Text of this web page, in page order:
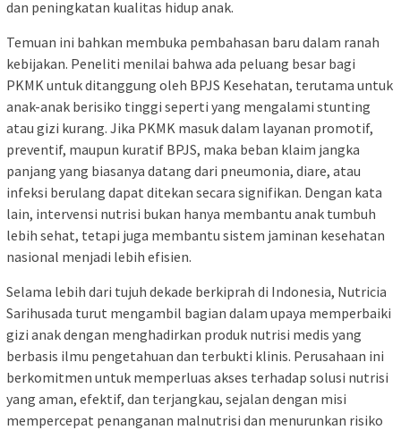
dan peningkatan kualitas hidup anak.
Temuan ini bahkan membuka pembahasan baru dalam ranah
kebijakan. Peneliti menilai bahwa ada peluang besar bagi
PKMK untuk ditanggung oleh BPJS Kesehatan, terutama untuk
anak-anak berisiko tinggi seperti yang mengalami stunting
atau gizi kurang. Jika PKMK masuk dalam layanan promotif,
preventif, maupun kuratif BPJS, maka beban klaim jangka
panjang yang biasanya datang dari pneumonia, diare, atau
infeksi berulang dapat ditekan secara signifikan. Dengan kata
lain, intervensi nutrisi bukan hanya membantu anak tumbuh
lebih sehat, tetapi juga membantu sistem jaminan kesehatan
nasional menjadi lebih efisien.
Selama lebih dari tujuh dekade berkiprah di Indonesia, Nutricia
Sarihusada turut mengambil bagian dalam upaya memperbaiki
gizi anak dengan menghadirkan produk nutrisi medis yang
berbasis ilmu pengetahuan dan terbukti klinis. Perusahaan ini
berkomitmen untuk memperluas akses terhadap solusi nutrisi
yang aman, efektif, dan terjangkau, sejalan dengan misi
mempercepat penanganan malnutrisi dan menurunkan risiko